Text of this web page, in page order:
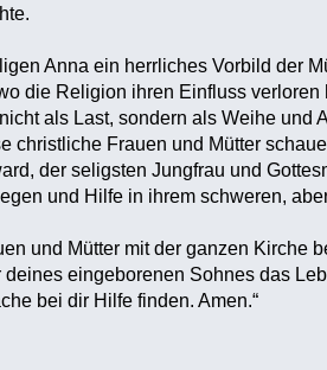
Anna ein herrliches Vorbild der
die Religion ihren Einfluss
als Last, sondern als Weihe
christliche Frauen und Mütter
der seligsten Jungfrau und
und Hilfe in ihrem schweren,
und Mütter mit der ganzen Kirche
eingeborenen Sohnes das
bei dir Hilfe finden. Amen.“